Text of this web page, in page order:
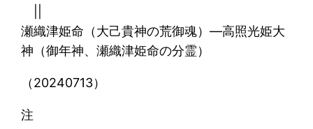
瀬織津姫命（大己貴神の荒御魂）―高照光姫大
神（御年神、瀬織津姫命の分霊）
（20240713）
注